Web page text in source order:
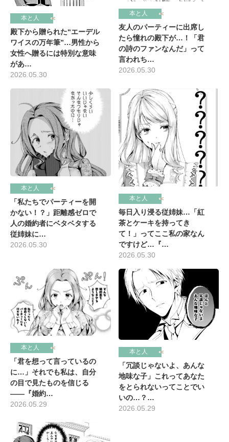
本と人
殿下から贈られた“エーデル
ワイスの万年筆”…男性から
女性へ贈るには特別な意味
があ…
2026.05.30
本と人
友人のパーティーに出席し
たら憧れの殿下が…！「君
の詩のファンなんだ」って
言われち…
2026.05.30
本と人
「私たちでパーティーを開
かない！？」距離感ゼロで
人の婚約者にベタベタする
従姉妹に…
2026.05.30
本と人
毎日入り浸る従姉妹…「紅
茶とケーキを持ってき
て！」ってここ私の家なん
ですけど…『…
2026.05.30
本と人
「君を想って言っているの
に…」それでも私は、自分
の目で見たものを信じる
――『婚約…
2026.05.29
本と人
「冗談じゃないよ、あんな
地味な子」これってあなた
をとられないってことでい
いの…？…
2026.05.29